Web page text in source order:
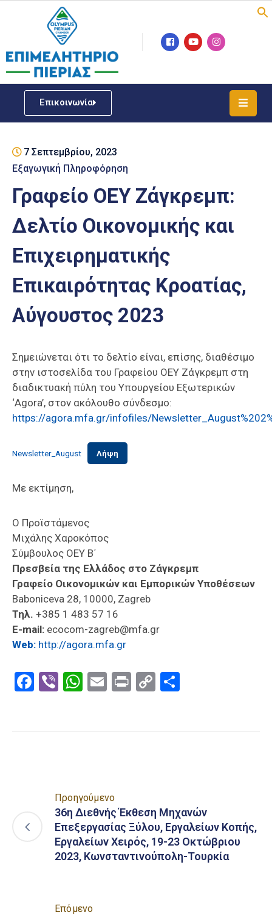
Επικοινωνία
Επιμελητήριο
Νέα
ΓΕΜΗ
Επιχειρηματική
Υποστήριξη
Έκθεση
Παραδοσιακών
Επαγγελμάτων
Έκθεση
ΕΒΕΠ-
Πιερία
7 Σεπτεμβρίου, 2023
Εξαγωγική Πληροφόρηση
Γραφείο ΟΕΥ Ζάγκρεμπ:
Δελτίο Οικονομικής και
Επιχειρηματικής
Επικαιρότητας Κροατίας,
Αύγουστος 2023
Σημειώνεται ότι το δελτίο είναι, επίσης, διαθέσιμο
στην ιστοσελίδα του Γραφείου ΟΕΥ Ζάγκρεμπ στη
διαδικτυακή πύλη του Υπουργείου Εξωτερικών
‘Agora’, στον ακόλουθο σύνδεσμο:
https://agora.mfa.gr/infofiles/
Newsletter_August Λήψη
Με εκτίμηση,
Ο Προϊστάμενος
Μιχάλης Χαροκόπος
Σύμβουλος ΟΕΥ Β΄
Πρεσβεία της Ελλάδος στο Ζάγκρεμπ
Γραφείο Οικονομικών και Εμπορικών Υποθέσεων
Baboniceva 28, 10000, Zagreb
Τηλ. +385 1 483 57 16
E-mail: ecocom-zagreb@mfa.gr
Web: http://agora.mfa.gr
Facebook
ViberWhatsApp
EmailPrintCopy
Προηγούμενο
36η Διεθνής Έκθεση Μηχανών
Επεξεργασίας Ξύλου, Εργαλείων Κοπής,
Εργαλείων Χειρός, 19-23 Οκτώβριου
2023, Κωνσταντινούπολη-Τουρκία
Επόμενο